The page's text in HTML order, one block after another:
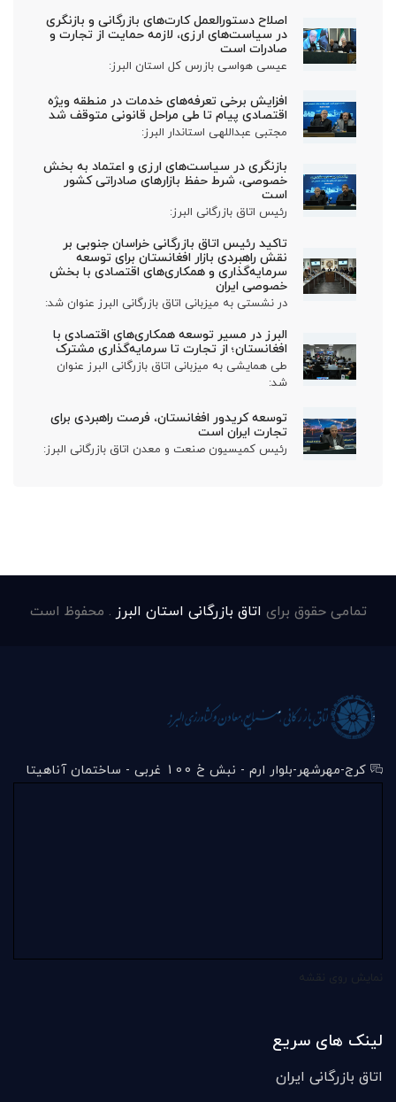
اصلاح دستورالعمل کارت‌های بازرگانی و بازنگری
در سیاست‌های ارزی، لازمه حمایت از تجارت و
صادرات است
عیسی هواسی بازرس کل استان البرز:
افزایش برخی تعرفه‌های خدمات در منطقه ویژه
اقتصادی پیام تا طی مراحل قانونی متوقف شد
مجتبی عبداللهی استاندار البرز:
بازنگری در سیاست‌های ارزی و اعتماد به بخش
خصوصی، شرط حفظ بازارهای صادراتی کشور
است
رئیس اتاق بازرگانی البرز:
تاکید رئیس اتاق بازرگانی خراسان جنوبی بر
نقش راهبردی بازار افغانستان برای توسعه
سرمایه‌گذاری و همکاری‌های اقتصادی با بخش
خصوصی ایران
در نشستی به میزبانی اتاق بازرگانی البرز عنوان شد:
البرز در مسیر توسعه همکاری‌های اقتصادی با
افغانستان؛ از تجارت تا سرمایه‌گذاری مشترک
طی همایشی به میزبانی اتاق بازرگانی البرز عنوان
شد:
توسعه کریدور افغانستان، فرصت راهبردی برای
تجارت ایران است
رئیس کمیسیون صنعت و معدن اتاق بازرگانی البرز:
تمامی حقوق برای اتاق بازرگانی استان البرز . محفوظ است
کرج-مهرشهر-بلوار ارم - نبش خ 100 غربی - ساختمان آناهیتا
لینک های سریع
اتاق بازرگانی ایران